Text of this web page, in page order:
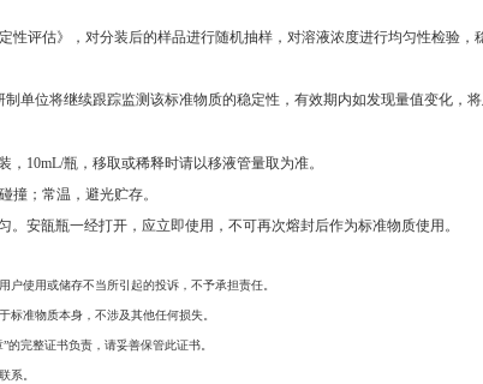
性评估》，对分装后的样品进行随机抽样，对溶液浓度进行均匀性检验
位将继续跟踪监测该标准物质的稳定性，有效期内如发现量值变化，将
10mL/瓶，移取或稀释时请以移液管量取为准。
；常温，避光贮存。
瓿瓶一经打开，应立即使用，不可再次熔封后作为标准物质使用。
户使用或储存不当所引起的投诉，不予承担责任。
标准物质本身，不涉及其他任何损失。
的完整证书负责，请妥善保管此证书。
系。